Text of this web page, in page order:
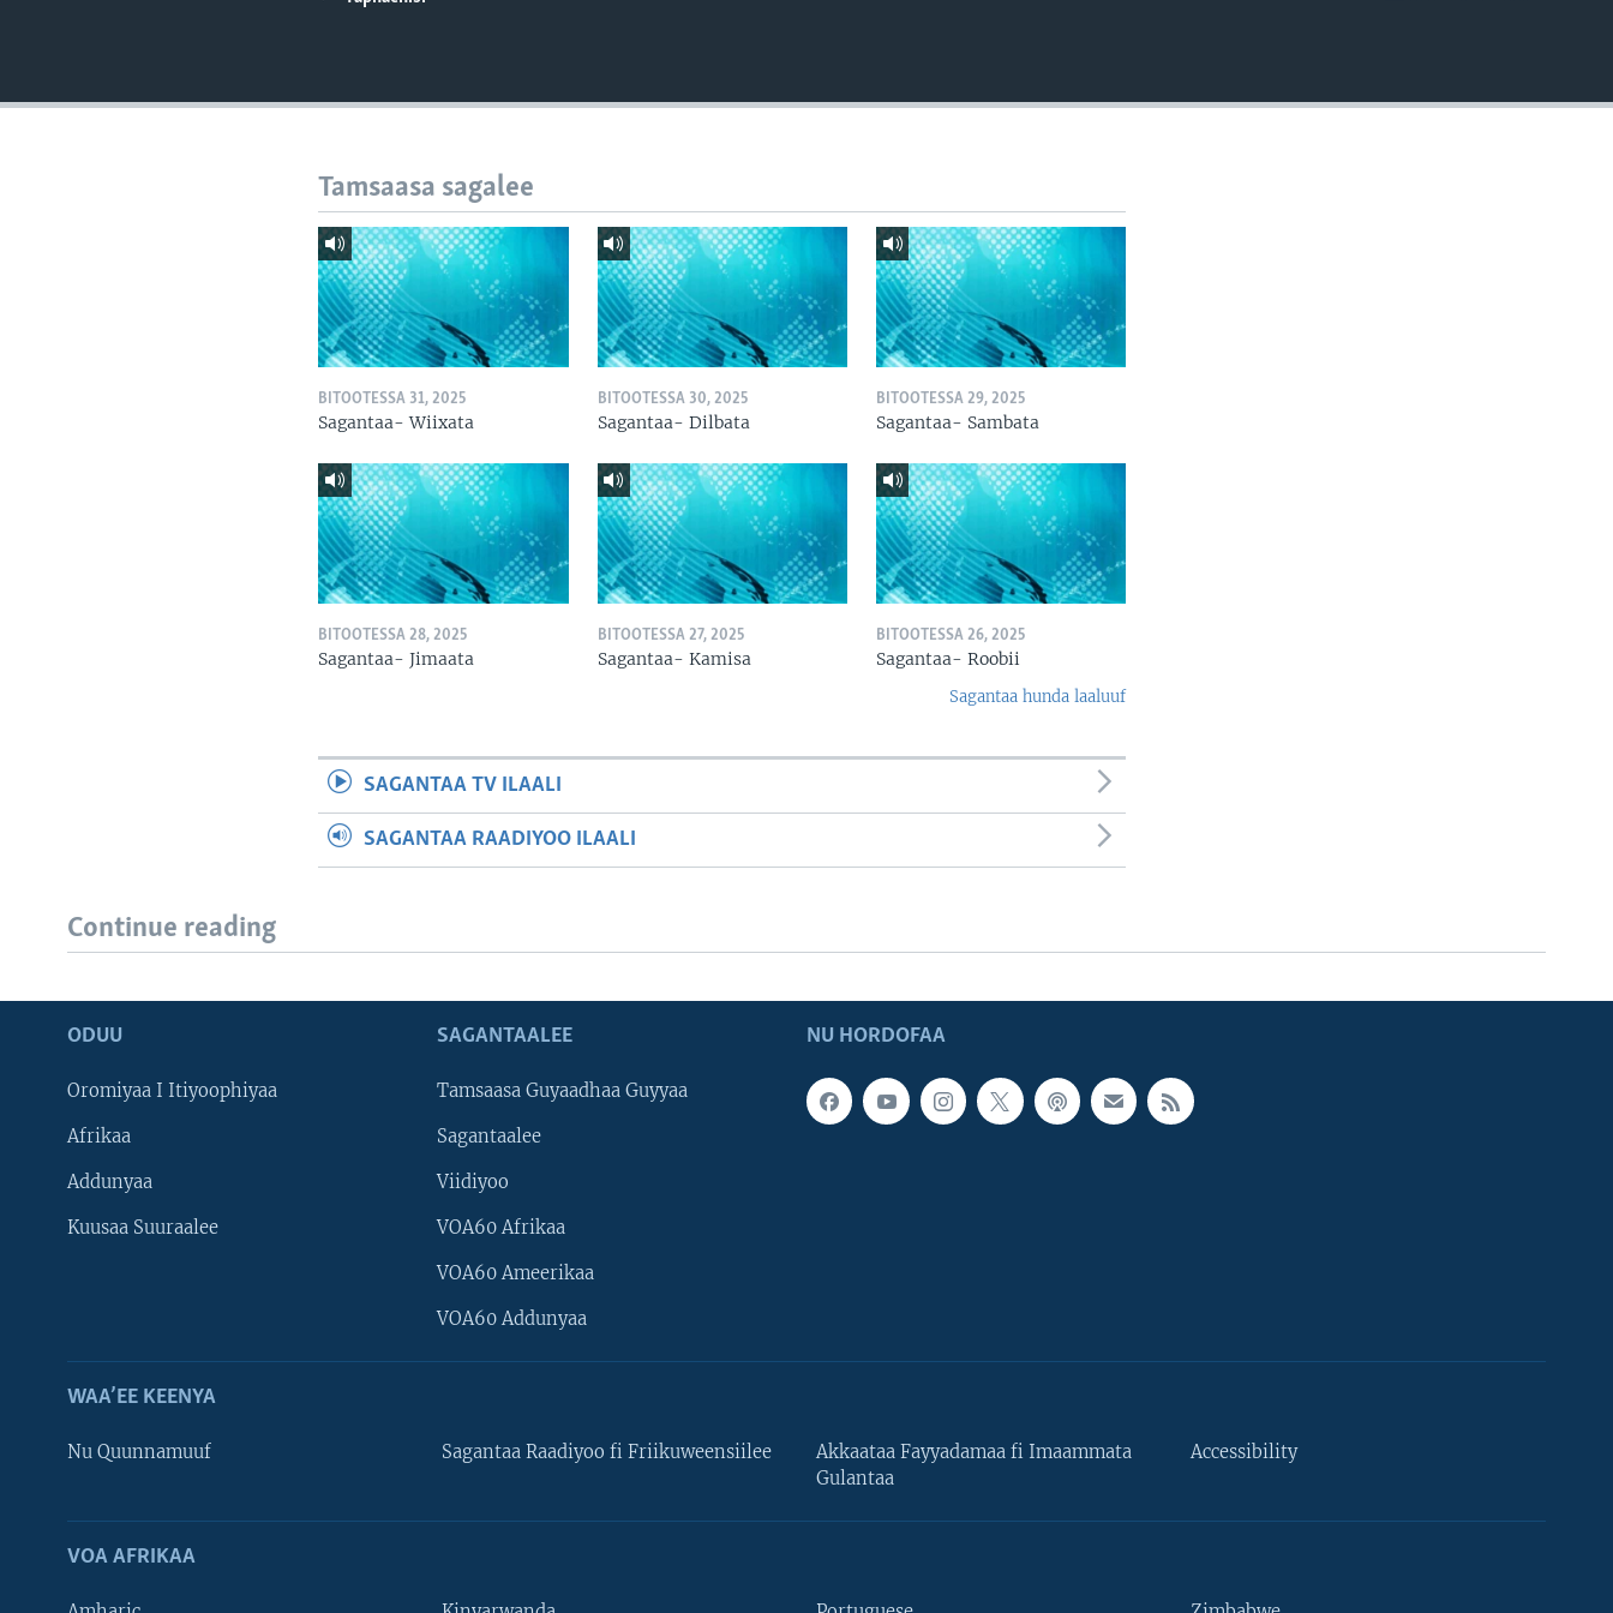
Tamsaasa sagalee
BITOOTESSA 31, 2025
Sagantaa- Wiixata
BITOOTESSA 30, 2025
Sagantaa- Dilbata
BITOOTESSA 29, 2025
Sagantaa- Sambata
BITOOTESSA 28, 2025
Sagantaa- Jimaata
BITOOTESSA 27, 2025
Sagantaa- Kamisa
BITOOTESSA 26, 2025
Sagantaa- Roobii
Sagantaa hunda laaluuf
SAGANTAA TV ILAALI
SAGANTAA RAADIYOO ILAALI
Continue reading
NU HORDOFAA
ODUU
Oromiyaa I Itiyoophiyaa
Afrikaa
Addunyaa
Kuusaa Suuraalee
SAGANTAALEE
Tamsaasa Guyaadhaa Guyyaa
Sagantaalee
Viidiyoo
VOA60 Afrikaa
VOA60 Ameerikaa
VOA60 Addunyaa
WAA’EE KEENYA
Nu Quunnamuuf Sagantaa Raadiyoo fi Friikuweensiilee
Akkaataa Fayyadamaa fi Imaammata
Gulantaa
Accessibility
VOA AFRIKAA